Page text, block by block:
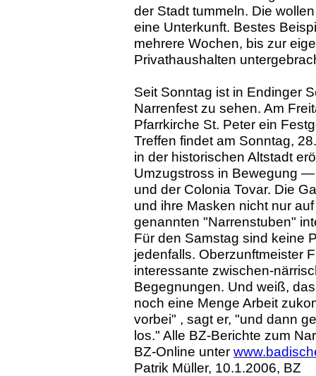
der Stadt tummeln. Die
eine Unterkunft. Bestes
mehrere Wochen, bis zur
Privathaushalten
Seit Sonntag ist in Endinger
Narrenfest zu sehen. Am
Pfarrkirche St. Peter ein
Treffen findet am Sonntag,
in der historischen Altstadt
Umzugstross in Bewegung
und der Colonia Tovar. Die
und ihre Masken nicht nur
genannten "Narrenstuben"
Für den Samstag sind keine
jedenfalls. Oberzunftmeister
interessante zwischen-
Begegnungen. Und weiß,
noch eine Menge Arbeit
vorbei" , sagt er, "und dann
los." Alle BZ-Berichte zum
BZ-Online unter
Patrik Müller, 10.1.2006, BZ